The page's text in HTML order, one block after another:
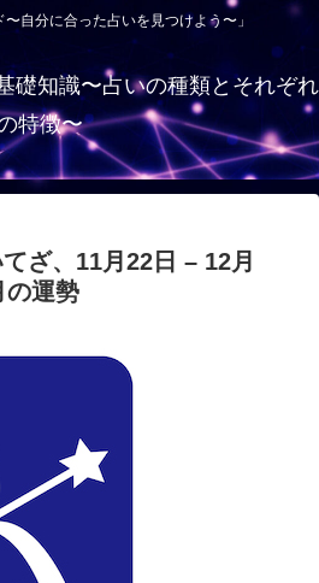
〜自分に合った占いを見つけよう〜」
礎知識〜占いの種類とそれぞれ
特徴〜
ざ、11月22日 – 12月
の運勢